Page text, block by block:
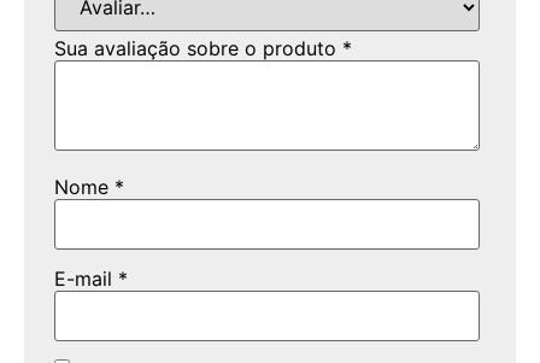
Sua avaliação sobre o produto *
Nome *
E-mail *